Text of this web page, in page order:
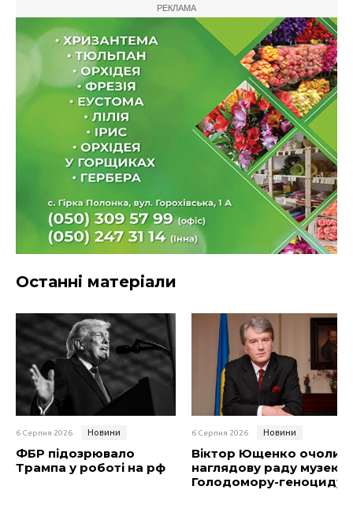
РЕКЛАМА
Останні матеріали
6 Серпня 2026 Новини
ФБР підозрювало
Трампа у роботі на рф
6 Серпня 2026 Новини
Віктор Ющенко очолив
наглядову раду музею
Голодомору-геноциду